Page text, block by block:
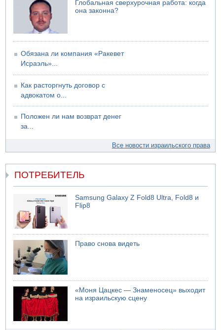
Взрыв в Северном Тель-Авиве
06.08.2026 08:11
Украинская атака на российский НПЗ
Глобальная сверхурочная работа: когда
она законна?
Обязана ли компания «Ракевет
Исраэль»...
Как расторгнуть договор с
адвокатом о...
Положен ли нам возврат денег
за...
Все новости израильского права
ПОТРЕБИТЕЛЬ
Samsung Galaxy Z Fold8 Ultra, Fold8 и
Flip8
Право снова видеть
«Моня Цацкес — Знаменосец» выходит
на израильскую сцену